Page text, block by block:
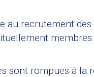
au recrutement des
sont rompues à la